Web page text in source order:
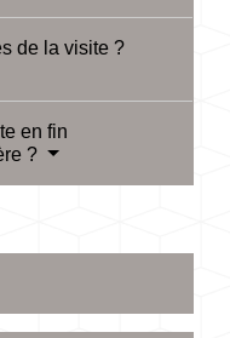
de la visite ?
en fin
?